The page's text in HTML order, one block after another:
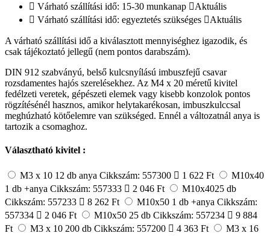
Várható szállítási idő: 15-30 munkanap
Aktuális
Várható szállítási idő: egyeztetés szükséges
Aktuális
A várható szállítási idő a kiválasztott mennyiséghez igazodik, és
csak tájékoztató jellegű (nem pontos darabszám).
DIN 912 szabványú, belső kulcsnyílású imbuszfejű csavar
rozsdamentes hajós szerelésekhez. Az M4 x 20 méretű kivitel
fedélzeti veretek, gépészeti elemek vagy kisebb konzolok pontos
rögzítésénél hasznos, amikor helytakarékosan, imbuszkulccsal
meghúzható kötőelemre van szükséged. Ennél a változatnál anya is
tartozik a csomaghoz.
Választható kivitel :
M3 x 10 12 db anya Cikkszám: 557300 1 622 Ft
M10x40
1 db +anya Cikkszám: 557333 2 046 Ft
M10x4025 db
Cikkszám: 557233
8 262 Ft M10x50 1 db +anya Cikkszám:
557334
2 046 Ft M10x50 25 db Cikkszám: 557234
9 884
Ft
M3 x 10 200 db Cikkszám: 557200 4 363 Ft
M3 x 16